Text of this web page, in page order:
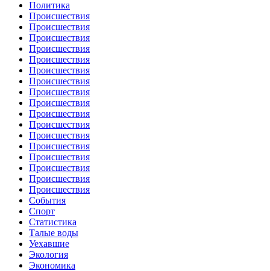
Политика
Происшествия
Происшествия
Происшествия
Происшествия
Происшествия
Происшествия
Происшествия
Происшествия
Происшествия
Происшествия
Происшествия
Происшествия
Происшествия
Происшествия
Происшествия
Происшествия
Происшествия
События
Спорт
Статистика
Талые воды
Уехавшие
Экология
Экономика